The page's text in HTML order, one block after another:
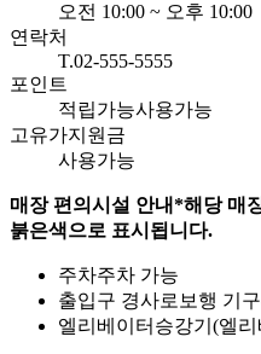
오전 10:00 ~ 오후 10:00
연락처
T.02-555-5555
포인트
적립가능사용가능
고유가지원금
사용가능
매장 편의시설 안내*해당 매
붉은색으로 표시됩니다.
주차주차 가능
출입구 경사로보행 기
엘리베이터 승강기(엘리